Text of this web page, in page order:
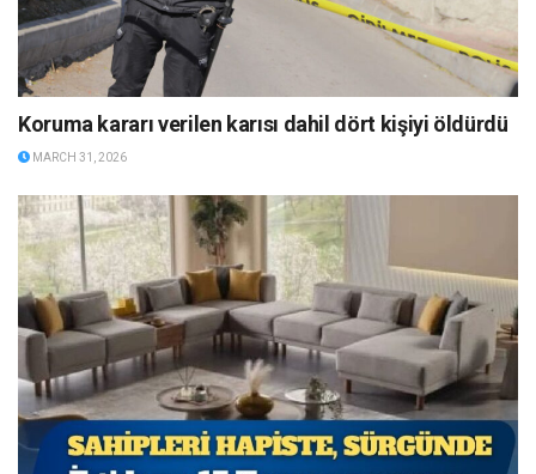
Koruma kararı verilen karısı dahil dört kişiyi öldürdü
MARCH 31, 2026